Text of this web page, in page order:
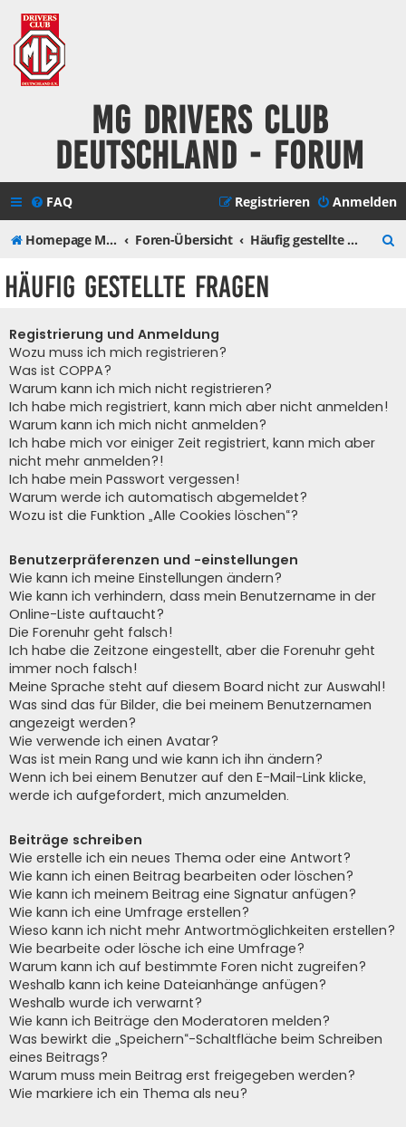
MG Drivers Club
Deutschland - Forum
FAQ Anmelden
Registrieren
Homepage MG Drivers Club Deutschland Foren-Übersicht Häufig gestellte Fragen
Häufig gestellte Fragen
Registrierung und Anmeldung
Wozu muss ich mich registrieren?
Was ist COPPA?
Warum kann ich mich nicht registrieren?
Ich habe mich registriert, kann mich aber nicht anmelden!
Warum kann ich mich nicht anmelden?
Ich habe mich vor einiger Zeit registriert, kann mich aber
nicht mehr anmelden?!
Ich habe mein Passwort vergessen!
Warum werde ich automatisch abgemeldet?
Wozu ist die Funktion „Alle Cookies löschen“?
Benutzerpräferenzen und -einstellungen
Wie kann ich meine Einstellungen ändern?
Wie kann ich verhindern, dass mein Benutzername in der
Online-Liste auftaucht?
Die Forenuhr geht falsch!
Ich habe die Zeitzone eingestellt, aber die Forenuhr geht
immer noch falsch!
Meine Sprache steht auf diesem Board nicht zur Auswahl!
Was sind das für Bilder, die bei meinem Benutzernamen
angezeigt werden?
Wie verwende ich einen Avatar?
Was ist mein Rang und wie kann ich ihn ändern?
Wenn ich bei einem Benutzer auf den E-Mail-Link klicke,
werde ich aufgefordert, mich anzumelden.
Beiträge schreiben
Wie erstelle ich ein neues Thema oder eine Antwort?
Wie kann ich einen Beitrag bearbeiten oder löschen?
Wie kann ich meinem Beitrag eine Signatur anfügen?
Wie kann ich eine Umfrage erstellen?
Wieso kann ich nicht mehr Antwortmöglichkeiten erstellen?
Wie bearbeite oder lösche ich eine Umfrage?
Warum kann ich auf bestimmte Foren nicht zugreifen?
Weshalb kann ich keine Dateianhänge anfügen?
Weshalb wurde ich verwarnt?
Wie kann ich Beiträge den Moderatoren melden?
Was bewirkt die „Speichern“-Schaltfläche beim Schreiben
eines Beitrags?
Warum muss mein Beitrag erst freigegeben werden?
Wie markiere ich ein Thema als neu?